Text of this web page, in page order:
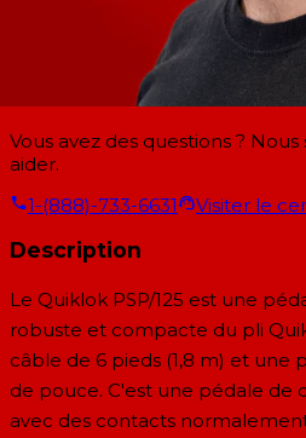
Vous avez des questions ?
aider.
1-(888)-733-6631
Visiter le
Description
Le Quiklok PSP/125 est une
robuste et compacte du pli
câble de 6 pieds (1,8 m) et une
de pouce. C'est une pédale de
avec des contacts